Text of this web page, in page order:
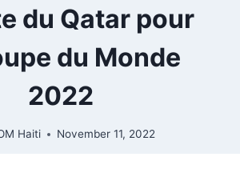
du Qatar pour
du Monde
2022
Haiti November 11, 2022